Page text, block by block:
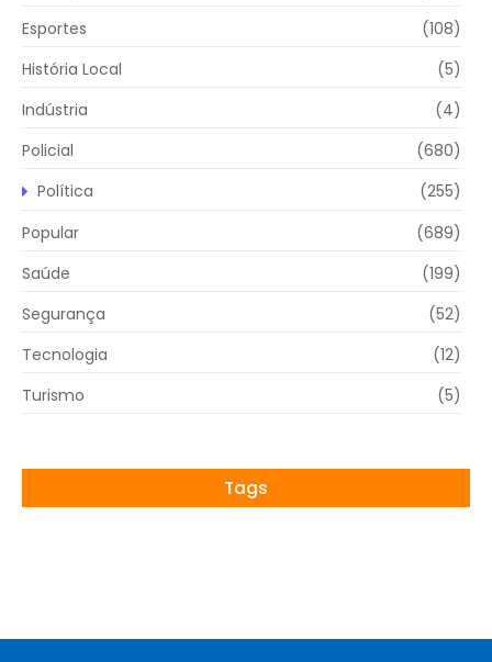
Esportes
(108)
História Local
(5)
Indústria
(4)
Policial
(680)
Política
(255)
Popular
(689)
Saúde
(199)
Segurança
(52)
Tecnologia
(12)
Turismo
(5)
Tags